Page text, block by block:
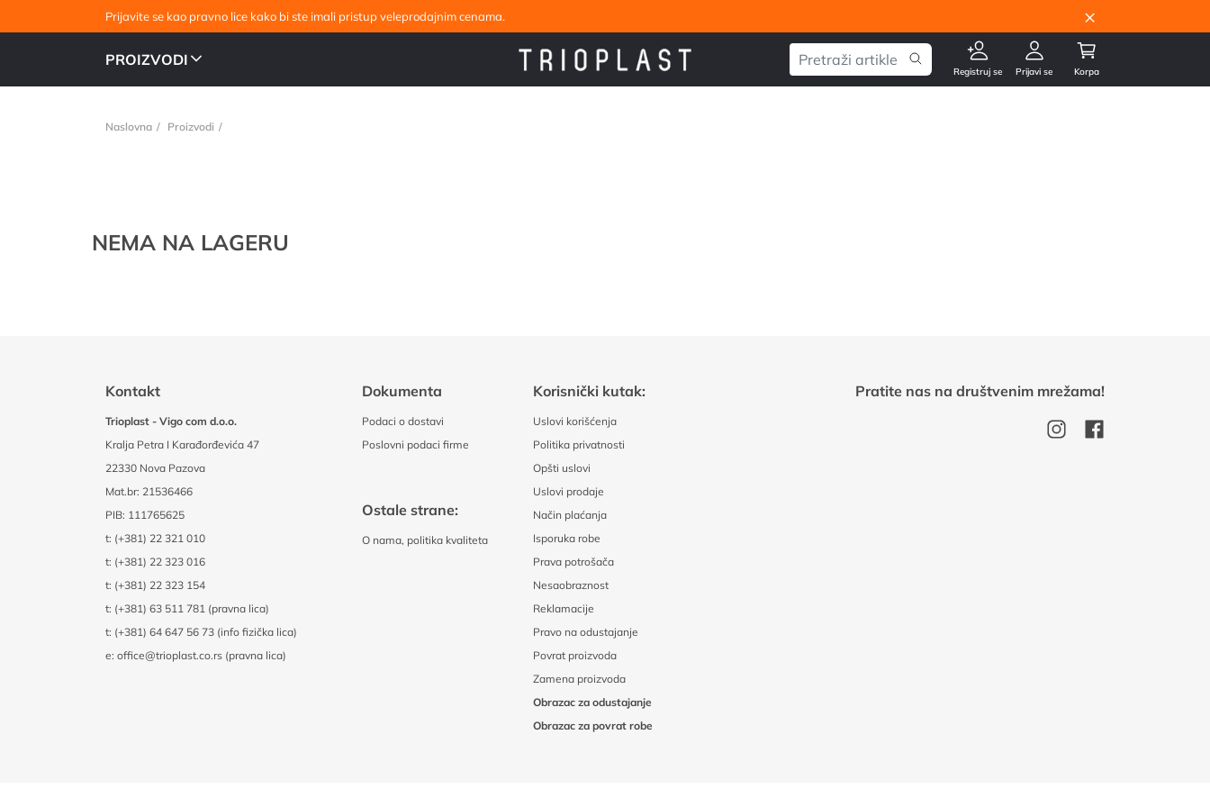
Prijavite se kao pravno lice kako bi ste imali pristup veleprodajnim cenama. ×
PROIZVODI
Registruj se Prijavi se Korpa
Naslovna Proizvodi
NEMA NA LAGERU
Kontakt
Trioplast - Vigo com d.o.o.
Kralja Petra I Karađorđevića 47
22330 Nova Pazova
Mat.br: 21536466
PIB: 111765625
t: (+381) 22 321 010
t: (+381) 22 323 016
t: (+381) 22 323 154
t: (+381) 63 511 781 (pravna lica)
t: (+381) 64 647 56 73 (info fizička lica)
e: office@trioplast.co.rs (pravna lica)
Dokumenta
Podaci o dostavi
Poslovni podaci firme
Ostale strane:
O nama, politika kvaliteta
Korisnički kutak:
Uslovi korišćenja
Politika privatnosti
Opšti uslovi
Uslovi prodaje
Način plaćanja
Isporuka robe
Prava potrošača
Nesaobraznost
Reklamacije
Pravo na odustajanje
Povrat proizvoda
Zamena proizvoda
Obrazac za odustajanje
Obrazac za povrat robe
Pratite nas na društvenim mrežama!